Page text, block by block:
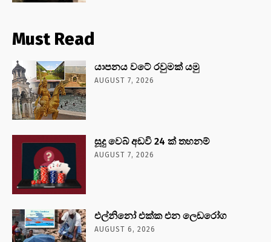
Must Read
යාපනය වටේ රවුමක් යමු
AUGUST 7, 2026
සූදු වෙබ් අඩවි 24 ක් තහනම්
AUGUST 7, 2026
එල්නිනෝ එක්ක එන ලෙඩරෝග
AUGUST 6, 2026